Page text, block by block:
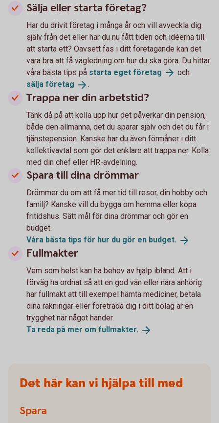
Sälja eller starta företag?
Har du drivit företag i många år och vill avveckla dig
själv från det eller har du nu fått tiden och idéerna till
att starta ett? Oavsett fas i ditt företagande kan det
vara bra att få vägledning om hur du ska göra. Du hittar
våra bästa tips på starta eget företag
och
sälja företag .
Trappa ner din arbetstid?
Tänk då på att kolla upp hur det påverkar din pension,
både den allmänna, det du sparar själv och det du får i
tjänstepension. Kanske har du även förmåner i ditt
kollektivavtal som gör det enklare att trappa ner. Kolla
med din chef eller HR-avdelning.
Spara till dina drömmar
Drömmer du om att få mer tid till resor, din hobby och
familj? Kanske vill du bygga om hemma eller köpa
fritidshus. Sätt mål för dina drömmar och gör en
budget.
Våra bästa tips för hur du gör en budget.
Fullmakter
Vem som helst kan ha behov av hjälp ibland. Att i
förväg ha ordnat så att en god vän eller nära anhörig
har fullmakt att till exempel hämta mediciner, betala
dina räkningar eller företräda dig i ditt bolag är en
trygghet när något händer.
Ta reda på mer om fullmakter.
Det här kan vi hjälpa till med
Spara